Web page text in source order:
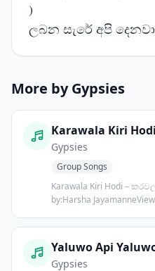
)
ලබන සැරේ අපි දෙනවා
More by Gypsies
Karawala Kiri
Gypsies
Group Songs
Karawala Kiri Hodi –
by:Harsha
Yaluwo Api
Gypsies